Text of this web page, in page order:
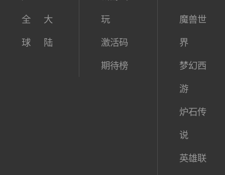
全
球
大
陆
玩
激活码
期待榜
魔兽世
界
梦幻西
游
炉石传
说
英雄联